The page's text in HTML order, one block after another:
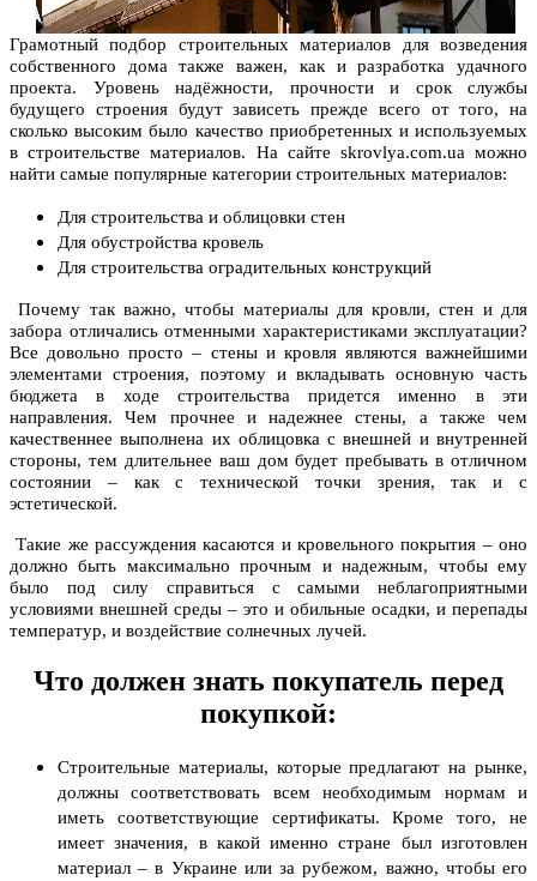
Грамотный подбор строительных материалов для возведения
собственного дома также важен, как и разработка удачного
проекта. Уровень надёжности, прочности и срок службы
будущего строения будут зависеть прежде всего от того, на
сколько высоким было качество приобретенных и используемых
в строительстве материалов. На сайте skrovlya.com.ua можно
найти самые популярные категории строительных материалов:
Для строительства и облицовки стен
Для обустройства кровель
Для строительства оградительных конструкций
Почему так важно, чтобы материалы для кровли, стен и для
забора отличались отменными характеристиками эксплуатации?
Все довольно просто – стены и кровля являются важнейшими
элементами строения, поэтому и вкладывать основную часть
бюджета в ходе строительства придется именно в эти
направления. Чем прочнее и надежнее стены, а также чем
качественнее выполнена их облицовка с внешней и внутренней
стороны, тем длительнее ваш дом будет пребывать в отличном
состоянии – как с технической точки зрения, так и с
эстетической.
Такие же рассуждения касаются и кровельного покрытия – оно
должно быть максимально прочным и надежным, чтобы ему
было под силу справиться с самыми неблагоприятными
условиями внешней среды – это и обильные осадки, и перепады
температур, и воздействие солнечных лучей.
Что должен знать покупатель перед
покупкой:
Строительные материалы, которые предлагают на рынке,
должны соответствовать всем необходимым нормам и
иметь соответствующие сертификаты. Кроме того, не
имеет значения, в какой именно стране был изготовлен
материал – в Украине или за рубежом, важно, чтобы его